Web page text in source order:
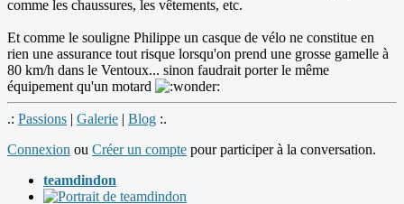
comme les chaussures, les vêtements, etc.
Et comme le souligne Philippe un casque de vélo ne constitue en
rien une assurance tout risque lorsqu'on prend une grosse gamelle à
80 km/h dans le Ventoux... sinon faudrait porter le même
équipement qu'un motard
.: Passions | Galerie | Blog :.
Connexion ou Créer un compte pour participer à la conversation.
teamdindon